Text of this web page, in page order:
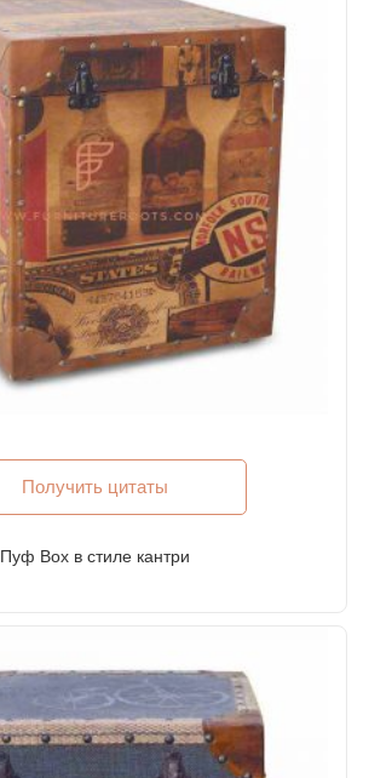
Получить цитаты
Пуф Box в стиле кантри